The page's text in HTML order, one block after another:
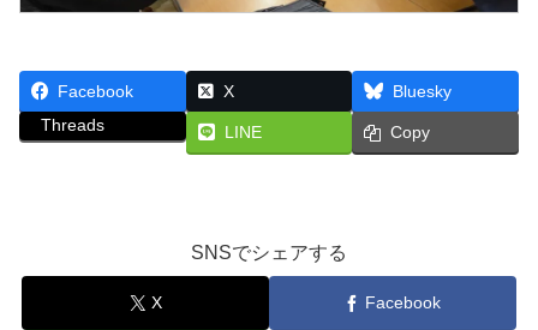
Facebook X
Bluesky
Threads
LINE Copy
SNSでシェアする
X Facebook